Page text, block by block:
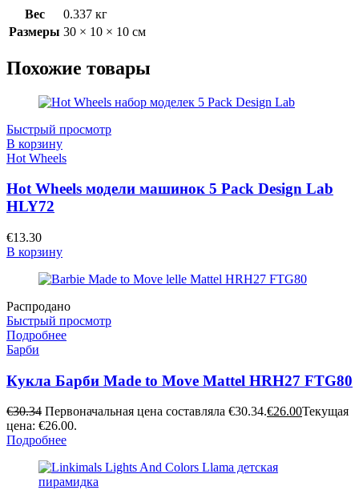
Вес
0.337 кг
Размеры 30 × 10 × 10 см
Похожие товары
Быстрый просмотр
В корзину
Hot Wheels
Hot Wheels модели машинок 5 Pack Design Lab
HLY72
€13.30
В корзину
Распродано
Быстрый просмотр
Подробнее
Барби
Кукла Барби Made to Move Mattel HRH27 FTG80
€30.34 Первоначальная цена составляла €30.34.€26.00Текущая
цена: €26.00.
Подробнее